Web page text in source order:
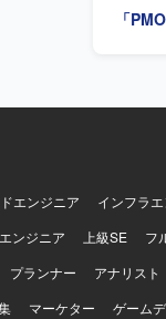
「
エンジニア インフラ
ンジニア 上級SE フ
プランナー アナリスト
マーケター ゲーム